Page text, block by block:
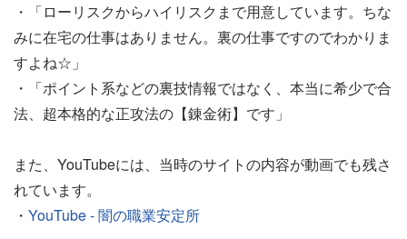
・「ローリスクからハイリスクまで用意しています。ちな
みに在宅の仕事はありません。裏の仕事ですのでわかりま
すよね☆」
・「ポイント系などの裏技情報ではなく、本当に希少で合
法、超本格的な正攻法の【錬金術】です」
また、YouTubeには、当時のサイトの内容が動画でも残さ
れています。
・ YouTube - 闇の職業安定所